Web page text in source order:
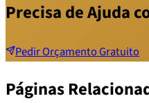
Precisa de Ajuda
Pedir Orçamento Gratuito
Páginas